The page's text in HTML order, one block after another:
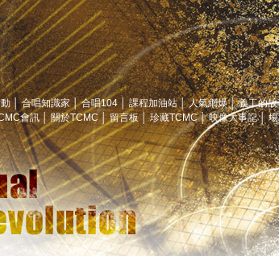
動│ 合唱知識家│ 合唱104 │ 課程加油站│ 人氣網爆│ 義工的
會訊│ 關於TCMC│ 留言板│ 珍藏TCMC│ 映像大事記│